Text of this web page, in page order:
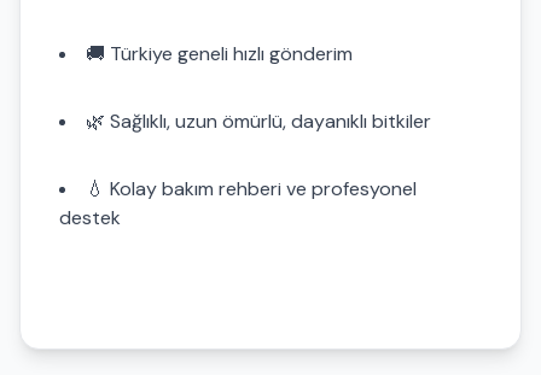
🚚 Türkiye geneli hızlı gönderim
🌿 Sağlıklı, uzun ömürlü, dayanıklı bitkiler
💧 Kolay bakım rehberi ve profesyonel
destek